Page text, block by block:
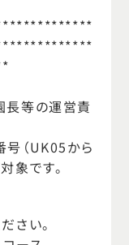
長等の運営責
（UK05から
象です。
さい。